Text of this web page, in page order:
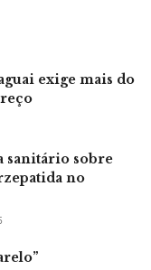
exige mais do
sanitário sobre
no